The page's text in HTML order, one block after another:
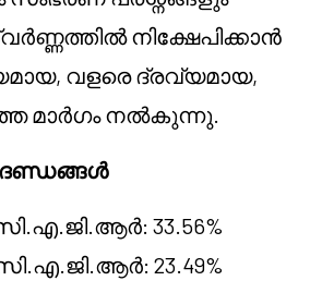
നിക്ഷേപിക്കാൻ
വളരെ ദ്രവ്യമായ,
മാർഗം നൽകുന്നു.
33.56%
23.49%